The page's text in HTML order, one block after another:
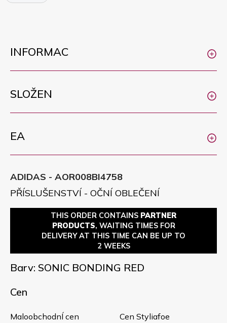
RED
INFORMAC
SLOŽEN
EA
ADIDAS - AOR008BI4758
PŘÍSLUŠENSTVÍ - OČNÍ OBLEČENÍ
THIS ORDER CONTAINS PARTNER
PRODUCTS, WAITING TIMES FOR
DELIVERY AT THIS TIME CAN BE UP TO
2 WEEKS
Barv: SONIC BONDING RED
Cen
MaloobchodnÍ cen Cen Styliafoe